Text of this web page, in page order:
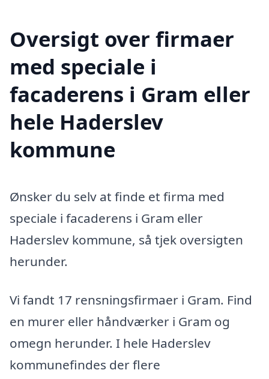
Oversigt over firmaer
med speciale i
facaderens i Gram eller
hele Haderslev
kommune
Ønsker du selv at finde et firma med
speciale i facaderens i Gram eller
Haderslev kommune, så tjek oversigten
herunder.
Vi fandt 17 rensningsfirmaer i Gram. Find
en murer eller håndværker i Gram og
omegn herunder. I hele Haderslev
kommunefindes der flere